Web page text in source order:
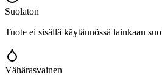
Suolaton
Tuote ei sisällä käytännössä lainkaan
Vähärasvainen